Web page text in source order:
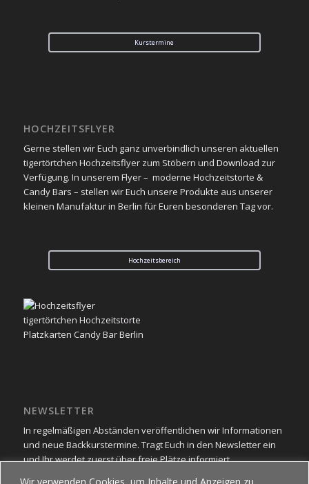
Wir verwenden Cookies, um Inhalte und Anzeigen zu
Kurstermine
HOCHZEITSFLYER
Gerne stellen wir Euch ganz unverbindlich unseren aktuellen
tigertörtchen Hochzeitsflyer zum Stöbern und Download zur
Verfügung. In unserem Flyer – moderne Hochzeitstorte &
Candy Bars – stellen wir Euch unsere Produkte aus unserer
kleinen Manufaktur in Berlin für Euren besonderen Tag vor.
Hochzeitsbereich
NEWSLETTER
In regelmäßigen Abständen veröffentlichen wir Informationen
und neue Backkurstermine. Tragt Euch in den Newsletter ein
und Ihr werdet zuerst über freie Plätze informiert.